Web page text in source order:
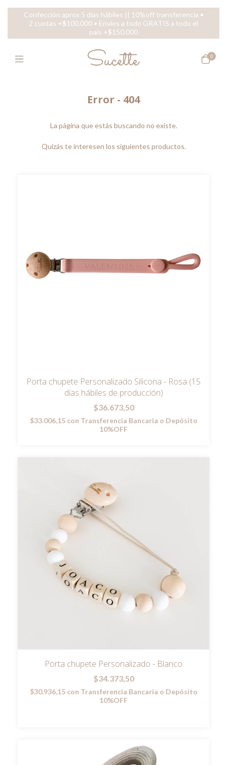
Confección aprox 5 días hábiles || 10%off transferencia •
2 cuotas +$100.000 • Envíos a todo GRATIS a todo el
pais +$150.000
0
Error - 404
La página que estás buscando no existe.
Quizás te interesen los siguientes productos.
Porta chupete Personalizado Silicona - Rosa (15
días hábiles de producción)
$36.673,50
$33.006,15 con Transferencia Bancaria o Depósito
10%OFF
Porta chupete Personalizado - Blanco
$34.373,50
$30.936,15 con Transferencia Bancaria o Depósito
10%OFF